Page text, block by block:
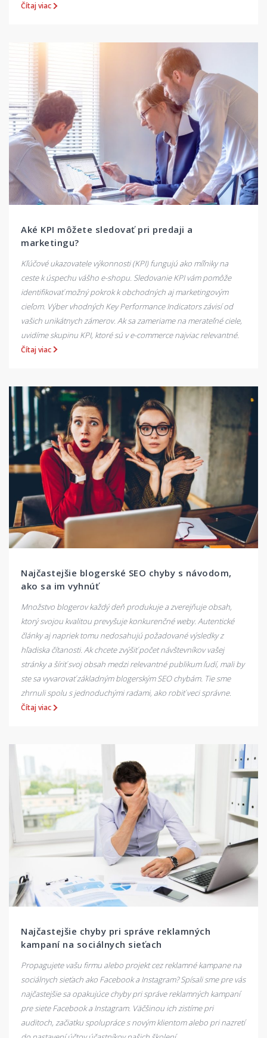
Čítaj viac
Aké KPI môžete sledovať pri predaji a
marketingu?
Kľúčové ukazovatele výkonnosti (KPI) fungujú ako míľniky na
ceste k úspechu vášho e-shopu. Sledovanie KPI vám pomôže
identifikovať možný pokrok k obchodných aj marketingovým
cieľom. Výber vhodných Key Performance Indicators závisí od
vašich unikátnych zámerov. Ak sa zameriame na merateľné ciele,
uvidíme skupinu KPI, ktoré sú v e-commerce najviac relevantné.
Čítaj viac
Najčastejšie blogerské SEO chyby s návodom,
ako sa im vyhnúť
Množstvo blogerov každý deň produkuje a zverejňuje obsah,
ktorý svojou kvalitou prevyšuje konkurenčné weby. Autentické
články aj napriek tomu nedosahujú požadované výsledky z
hľadiska čítanosti. Ak chcete zvýšiť počet návštevníkov vašej
stránky a šíriť svoj obsah medzi relevantné publikum ľudí, mali by
ste sa vyvarovať základným blogerským SEO chybám. Tie sme
zhrnuli spolu s jednoduchými radami, ako robiť veci správne.
Čítaj viac
Najčastejšie chyby pri správe reklamných
kampaní na sociálnych sieťach
Propagujete vašu firmu alebo projekt cez reklamné kampane na
sociálnych sieťach ako Facebook a Instagram? Spísali sme pre vás
najčastejšie sa opakujúce chyby pri správe reklamných kampaní
pre siete Facebook a Instagram. Väčšinou ich zistíme pri
auditoch, začiatku spolupráce s novým klientom alebo pri nazretí